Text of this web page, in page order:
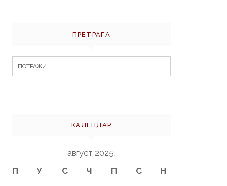
ПРЕТРАГА
Search
for:
КАЛЕНДАР
август 2025.
П
У С Ч П С Н